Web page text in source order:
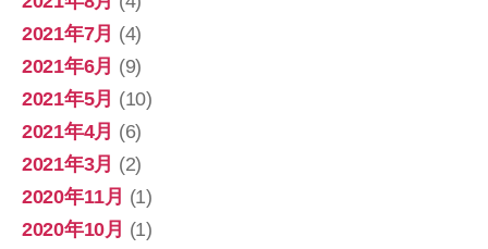
2021年7月 (4)
2021年6月 (9)
2021年5月 (10)
2021年4月 (6)
2021年3月 (2)
2020年11月 (1)
2020年10月 (1)